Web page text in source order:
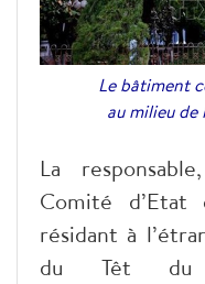
Le bâtiment
au milieu
La
Comité d’Etat
résidant à
du Têt du